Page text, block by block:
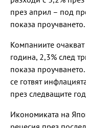
през април – под
показа проучването.
Компаниите
година, 2,3% след
показа
се готвят
през следващите
Икономиката на